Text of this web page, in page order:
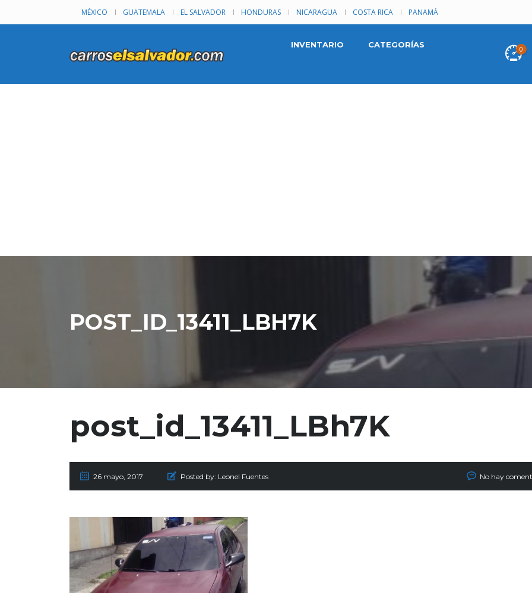
MÉXICO GUATEMALA EL SALVADOR HONDURAS NICARAGUA COSTA RICA PANAMÁ
0
INVENTARIO CATEGORÍAS
POST_ID_13411_LBH7K
post_id_13411_LBh7K
26 mayo, 2017 Posted by: Leonel Fuentes No hay